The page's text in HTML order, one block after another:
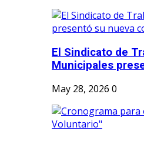
El Sindicato de
Municipales
May 28, 2026 0